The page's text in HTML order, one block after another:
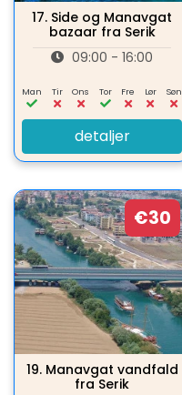
17. Side og Manavgat
bazaar fra Serik
09:00 - 16:00
Man Tir Ons Tor Fre Lør Søn
detaljer
€30
19. Manavgat vandfald
fra Serik